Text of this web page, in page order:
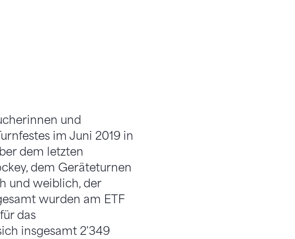
und
im Juni 2019 in
dem letzten
dem Geräteturnen
und weiblich, der
wurden am ETF
das
insgesamt 2'349